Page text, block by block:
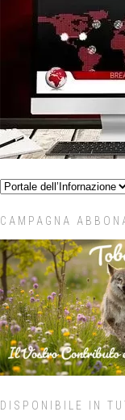
CAMPAGNA
DISPONIBILE IN